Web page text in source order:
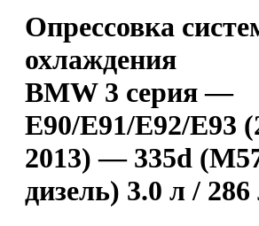
Опрессовка
охлаждения
BMW 3 серия —
E90/E91/E92/E93
2013) — 335d
дизель) 3.0 л / 286